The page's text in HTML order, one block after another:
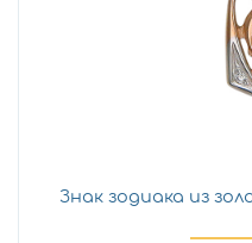
Знак зодиака из